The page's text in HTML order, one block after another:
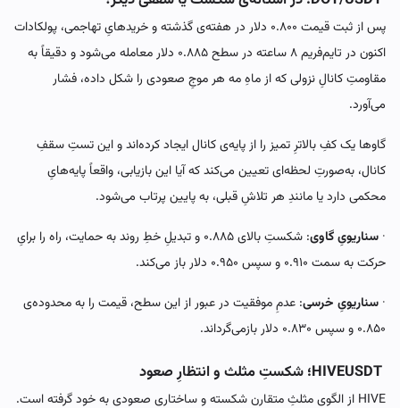
پس از ثبت قیمت ۰.۸۰۰ دلار در هفته‌ی گذشته و خریدهایِ تهاجمی، پولکادات
اکنون در تایم‌فریم ۸ ساعته در سطح ۰.۸۸۵ دلار معامله می‌شود و دقیقاً به
مقاومتِ کانالِ نزولی که از ماهِ مه هر موجِ صعودی را شکل داده، فشار
می‌آورد.
گاوها یک کفِ بالاترِ تمیز را از پایه‌ی کانال ایجاد کرده‌اند و این تستِ سقفِ
کانال، به‌صورتِ لحظه‌ای تعیین می‌کند که آیا این بازیابی، واقعاً پایه‌هایِ
محکمی دارد یا مانندِ هر تلاشِ قبلی، به پایین پرتاب می‌شود.
· سناریویِ گاوی
: شکستِ بالای ۰.۸۸۵ و تبدیلِ خطِ روند به حمایت، راه را برایِ
حرکت به سمت ۰.۹۱۰ و سپس ۰.۹۵۰ دلار باز می‌کند.
· سناریویِ خرسی: عدمِ موفقیت در عبور از این سطح، قیمت را به محدوده‌ی
۰.۸۵۰ و سپس ۰.۸۳۰ دلار بازمی‌گرداند.
HIVE از الگوی مثلثِ متقارن شکسته و ساختاری صعودی به خود گرفته است.